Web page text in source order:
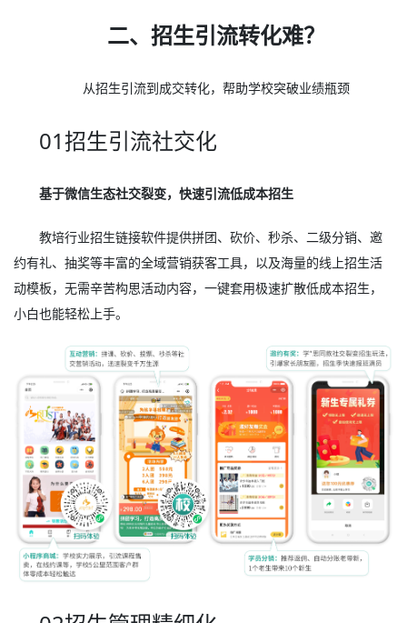
二、招生引流转化难？
从招生引流到成交转化，帮助学校突破业绩瓶颈
01招生引流社交化
基于微信生态社交裂变，快速引流低成本招生
教培行业招生链接软件提供拼团、砍价、秒杀、二级分销、邀
约有礼、抽奖等丰富的全域营销获客工具，以及海量的线上招生活
动模板，无需辛苦构思活动内容，一键套用极速扩散低成本招生，
小白也能轻松上手。